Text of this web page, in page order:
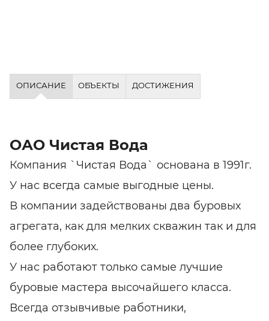
ОПИСАНИЕ ОБЪЕКТЫ ДОСТИЖЕНИЯ
ОАО Чистая Вода
Компания `Чистая Вода` основана в 1991г.
У нас всегда самые выгодные цены.
В компании задействованы два буровых
агрегата, как для мелких скважин так и для
более глубоких.
У нас работают только самые лучшие
буровые мастера высочайшего класса.
Всегда отзывчивые работники,